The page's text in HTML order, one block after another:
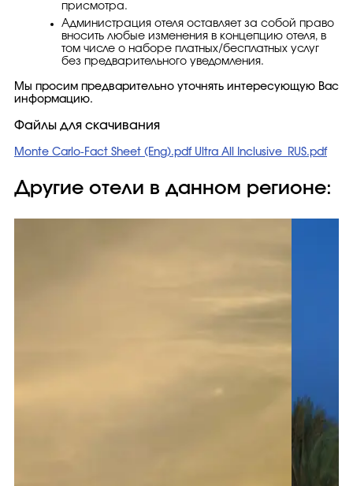
присмотра.
Администрация отеля оставляет за собой право
вносить любые изменения в концепцию отеля, в
том числе о наборе платных/бесплатных услуг
без предварительного уведомления.
Мы просим предварительно уточнять интересующую Вас
информацию.
Файлы для скачивания
Monte Carlo-Fact Sheet (Eng).pdf Ultra All Inclusive_RUS.pdf
Другие отели в данном регионе: